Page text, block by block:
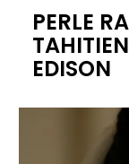
PERLE
EDISON